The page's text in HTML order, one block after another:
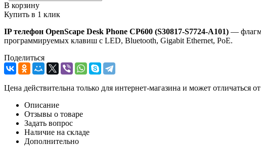
В корзину
Купить в 1 клик
IP телефон OpenScape Desk Phone CP600 (S30817-S7724-A101) —
программируемых клавиш с LED, Bluetooth, Gigabit Ethernet, PoE.
Поделиться
Цена действительна только для интернет-магазина и может отличаться
Описание
Отзывы о товаре
Задать вопрос
Наличие на складе
Дополнительно